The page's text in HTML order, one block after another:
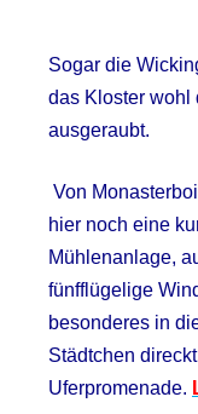
Sogar die
das Kloster wohl
ausgeraubt.
Von
hier noch eine
Mühlenanlage,
fünfflügelige
besonderes in
Städtchen
Uferpromenade.